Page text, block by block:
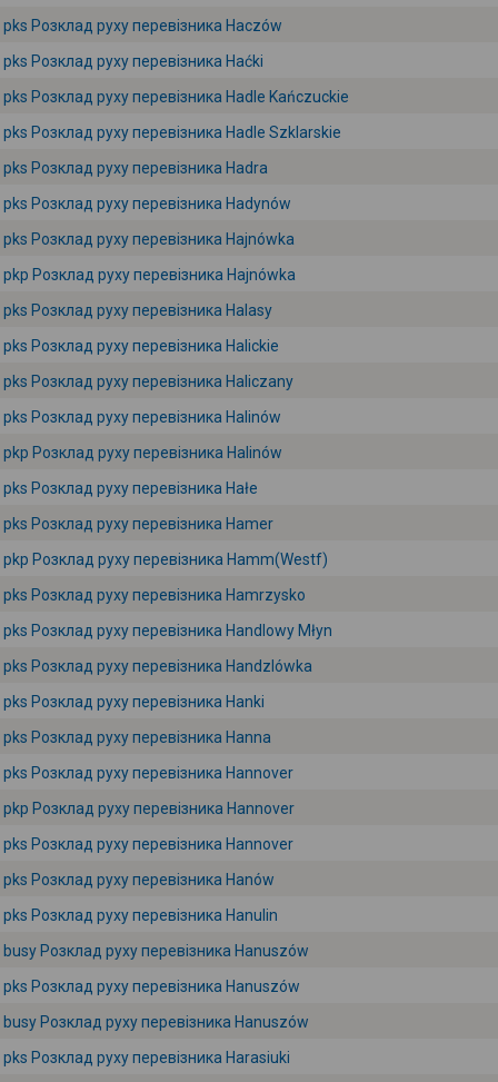
pks Розклад руху перевізника Haczów
pks Розклад руху перевізника Haćki
pks Розклад руху перевізника Hadle Kańczuckie
pks Розклад руху перевізника Hadle Szklarskie
pks Розклад руху перевізника Hadra
pks Розклад руху перевізника Hadynów
pks Розклад руху перевізника Hajnówka
pkp Розклад руху перевізника Hajnówka
pks Розклад руху перевізника Halasy
pks Розклад руху перевізника Halickie
pks Розклад руху перевізника Haliczany
pks Розклад руху перевізника Halinów
pkp Розклад руху перевізника Halinów
pks Розклад руху перевізника Hałe
pks Розклад руху перевізника Hamer
pkp Розклад руху перевізника Hamm(Westf)
pks Розклад руху перевізника Hamrzysko
pks Розклад руху перевізника Handlowy Młyn
pks Розклад руху перевізника Handzlówka
pks Розклад руху перевізника Hanki
pks Розклад руху перевізника Hanna
pks Розклад руху перевізника Hannover
pkp Розклад руху перевізника Hannover
pks Розклад руху перевізника Hannover
pks Розклад руху перевізника Hanów
pks Розклад руху перевізника Hanulin
busy Розклад руху перевізника Hanuszów
pks Розклад руху перевізника Hanuszów
busy Розклад руху перевізника Hanuszów
pks Розклад руху перевізника Harasiuki